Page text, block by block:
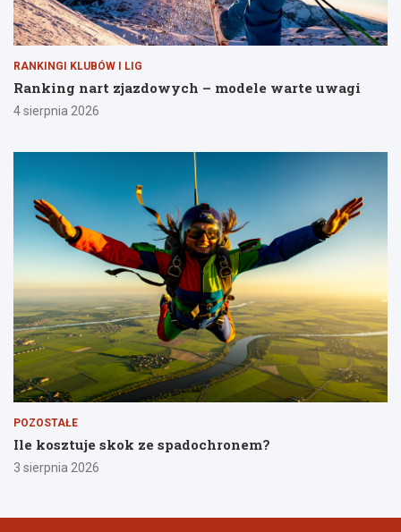
RANKINGI KLUBÓW I LIG
Ranking nart zjazdowych – modele warte uwagi
4 sierpnia 2026
POZOSTAŁE
Ile kosztuje skok ze spadochronem?
3 sierpnia 2026